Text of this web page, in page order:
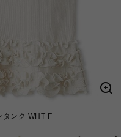
タンク WHT F